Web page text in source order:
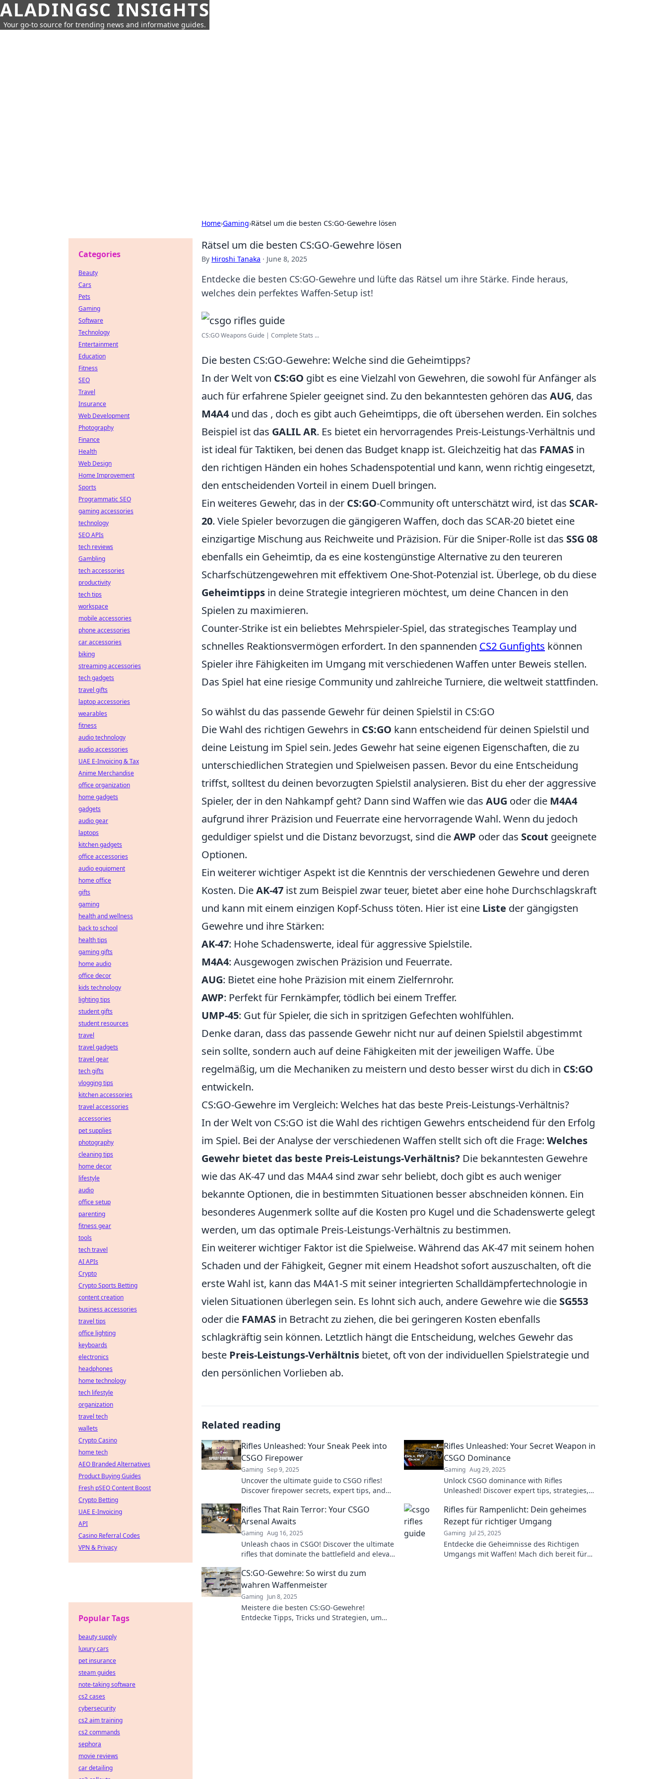
ALADINGSC INSIGHTS
Your go-to source for trending news and informative guides.
Home›Gaming›Rätsel um die besten CS:GO-Gewehre lösen
Rätsel um die besten CS:GO-Gewehre lösen
By Hiroshi Tanaka · June 8, 2025
Entdecke die besten CS:GO-Gewehre und lüfte das Rätsel um ihre Stärke. Finde heraus,
welches dein perfektes Waffen-Setup ist!
CS:GO Weapons Guide | Complete Stats ...
Die besten CS:GO-Gewehre: Welche sind die Geheimtipps?
In der Welt von CS:GO gibt es eine Vielzahl von Gewehren, die sowohl für Anfänger als
auch für erfahrene Spieler geeignet sind. Zu den bekanntesten gehören das AUG, das
M4A4 und das , doch es gibt auch Geheimtipps, die oft übersehen werden. Ein solches
Beispiel ist das GALIL AR. Es bietet ein hervorragendes Preis-Leistungs-Verhältnis und
ist ideal für Taktiken, bei denen das Budget knapp ist. Gleichzeitig hat das FAMAS in
den richtigen Händen ein hohes Schadenspotential und kann, wenn richtig eingesetzt,
den entscheidenden Vorteil in einem Duell bringen.
Ein weiteres Gewehr, das in der CS:GO-Community oft unterschätzt wird, ist das SCAR-
20. Viele Spieler bevorzugen die gängigeren Waffen, doch das SCAR-20 bietet eine
einzigartige Mischung aus Reichweite und Präzision. Für die Sniper-Rolle ist das SSG 08
ebenfalls ein Geheimtip, da es eine kostengünstige Alternative zu den teureren
Scharfschützengewehren mit effektivem One-Shot-Potenzial ist. Überlege, ob du diese
Geheimtipps in deine Strategie integrieren möchtest, um deine Chancen in den
Spielen zu maximieren.
Counter-Strike ist ein beliebtes Mehrspieler-Spiel, das strategisches Teamplay und
schnelles Reaktionsvermögen erfordert. In den spannenden CS2 Gunfights können
Spieler ihre Fähigkeiten im Umgang mit verschiedenen Waffen unter Beweis stellen.
Das Spiel hat eine riesige Community und zahlreiche Turniere, die weltweit stattfinden.
So wählst du das passende Gewehr für deinen Spielstil in CS:GO
Die Wahl des richtigen Gewehrs in CS:GO kann entscheidend für deinen Spielstil und
deine Leistung im Spiel sein. Jedes Gewehr hat seine eigenen Eigenschaften, die zu
unterschiedlichen Strategien und Spielweisen passen. Bevor du eine Entscheidung
triffst, solltest du deinen bevorzugten Spielstil analysieren. Bist du eher der aggressive
Spieler, der in den Nahkampf geht? Dann sind Waffen wie das AUG oder die M4A4
aufgrund ihrer Präzision und Feuerrate eine hervorragende Wahl. Wenn du jedoch
geduldiger spielst und die Distanz bevorzugst, sind dieAWP oder das Scout geeignete
Optionen.
Ein weiterer wichtiger Aspekt ist die Kenntnis der verschiedenen Gewehre und deren
Kosten. DieAK-47 ist zum Beispiel zwar teuer, bietet aber eine hohe Durchschlagskraft
und kann mit einem einzigen Kopf-Schuss töten. Hier ist eine Liste der gängigsten
Gewehre und ihre Stärken:
AK-47: Hohe Schadenswerte, ideal für aggressive Spielstile.
M4A4: Ausgewogen zwischen Präzision und Feuerrate.
AUG: Bietet eine hohe Präzision mit einem Zielfernrohr.
AWP: Perfekt für Fernkämpfer, tödlich bei einem Treffer.
UMP-45: Gut für Spieler, die sich in spritzigen Gefechten wohlfühlen.
Denke daran, dass das passende Gewehr nicht nur auf deinen Spielstil abgestimmt
sein sollte, sondern auch auf deine Fähigkeiten mit der jeweiligen Waffe. Übe
regelmäßig, um die Mechaniken zu meistern und desto besser wirst du dich in CS:GO
entwickeln.
CS:GO-Gewehre im Vergleich: Welches hat das beste Preis-Leistungs-Verhältnis?
In der Welt von CS:GO ist die Wahl des richtigen Gewehrs entscheidend für den Erfolg
im Spiel. Bei der Analyse der verschiedenen Waffen stellt sich oft die Frage: Welches
Gewehr bietet das beste Preis-Leistungs-Verhältnis? Die bekanntesten Gewehre
wie das AK-47 und das M4A4 sind zwar sehr beliebt, doch gibt es auch weniger
bekannte Optionen, die in bestimmten Situationen besser abschneiden können. Ein
besonderes Augenmerk sollte auf die Kosten pro Kugel und die Schadenswerte gelegt
werden, um das optimale Preis-Leistungs-Verhältnis zu bestimmen.
Ein weiterer wichtiger Faktor ist die Spielweise. Während das AK-47 mit seinem hohen
Schaden und der Fähigkeit, Gegner mit einem Headshot sofort auszuschalten, oft die
erste Wahl ist, kann das M4A1-S mit seiner integrierten Schalldämpfertechnologie in
vielen Situationen überlegen sein. Es lohnt sich auch, andere Gewehre wie die SG553
oder die FAMAS in Betracht zu ziehen, die bei geringeren Kosten ebenfalls
schlagkräftig sein können. Letztlich hängt die Entscheidung, welches Gewehr das
beste Preis-Leistungs-Verhältnis bietet, oft von der individuellen Spielstrategie und
den persönlichen Vorlieben ab.
Related reading
Rifles Unleashed: Your Sneak Peek into
CSGO Firepower
Gaming Sep 9, 2025
Uncover the ultimate guide to CSGO rifles!
Discover firepower secrets, expert tips, and
firepower!
Rifles Unleashed: Your Secret Weapon in
CSGO Dominance
Gaming Aug 29, 2025
Unlock CSGO dominance with Rifles
Unleashed! Discover expert tips, strategies,
gameplay and conquer the battlefield!
Rifles That Rain Terror: Your CSGO
Arsenal Awaits
Gaming Aug 16, 2025
Unleash chaos in CSGO! Discover the ultimate
rifles that dominate the battlefield and elevate
Rifles für Rampenlicht: Dein geheimes
Rezept für richtiger Umgang
Gaming Jul 25, 2025
Entdecke die Geheimnisse des Richtigen
Umgangs mit Waffen! Mach dich bereit für
CS:GO-Gewehre: So wirst du zum
wahren Waffenmeister
Gaming Jun 8, 2025
Meistere die besten CS:GO-Gewehre!
Entdecke Tipps, Tricks und Strategien, um
Categories
Beauty
Cars
Pets
Gaming
Software
Technology
Entertainment
Education
Fitness
SEO
Travel
Insurance
Web Development
Photography
Finance
Health
Web Design
Home Improvement
Sports
Programmatic SEO
gaming accessories
technology
SEO APIs
tech reviews
Gambling
tech accessories
productivity
tech tips
workspace
mobile accessories
phone accessories
car accessories
biking
streaming accessories
tech gadgets
travel gifts
laptop accessories
wearables
fitness
audio technology
audio accessories
UAE E-Invoicing & Tax
Anime Merchandise
office organization
home gadgets
gadgets
audio gear
laptops
kitchen gadgets
office accessories
audio equipment
home office
gifts
gaming
health and wellness
back to school
health tips
gaming gifts
home audio
office decor
kids technology
lighting tips
student gifts
student resources
travel
travel gadgets
travel gear
tech gifts
vlogging tips
kitchen accessories
travel accessories
accessories
pet supplies
photography
cleaning tips
home decor
lifestyle
audio
office setup
parenting
fitness gear
tools
tech travel
AI APIs
Crypto
Crypto Sports Betting
content creation
business accessories
travel tips
office lighting
keyboards
electronics
headphones
home technology
tech lifestyle
organization
travel tech
wallets
Crypto Casino
home tech
AEO Branded Alternatives
Product Buying Guides
Fresh pSEO Content Boost
Crypto Betting
UAE E-Invoicing
API
Casino Referral Codes
VPN & Privacy
Popular Tags
beauty supply
luxury cars
pet insurance
steam guides
note-taking software
cs2 cases
cybersecurity
cs2 aim training
cs2 commands
sephora
movie reviews
car detailing